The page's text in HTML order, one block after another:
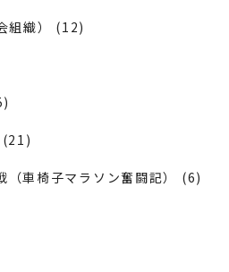
組織） (12)
(21)
（車椅子マラソン奮闘記） (6)